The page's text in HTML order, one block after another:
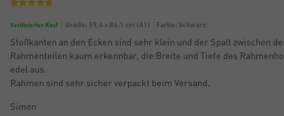
Verifizierter Kauf Größe: 59,4 x 84,1 cm (A1) Farbe: Schwarz
Stoßkanten an den Ecken sind sehr klein und der Spalt zwischen
Rahmenteilen kaum erkennbar, die Breite und Tiefe des
edel aus.
Rahmen sind sehr sicher verpackt beim Versand.
Simon